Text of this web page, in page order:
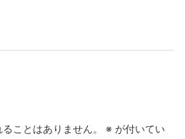
ことはありません。 ※ が付いてい